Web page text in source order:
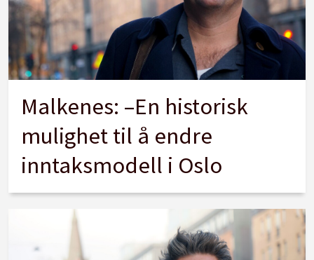
Malkenes: –En historisk
mulighet til å endre
inntaksmodell i Oslo